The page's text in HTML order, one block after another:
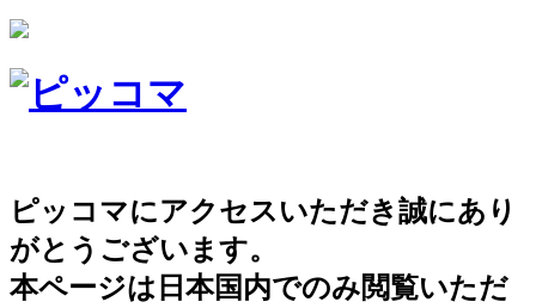
ピッコマにアクセスいただき誠にあり
がとうございます。
本ページは日本国内でのみ閲覧いただ